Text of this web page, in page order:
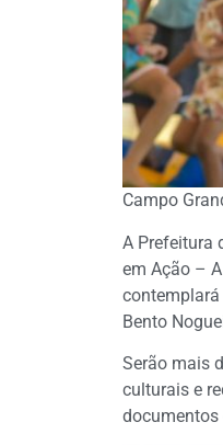
Campo
A Prefeitura
em Ação –
contemplará
Bento
Serão mais
culturais e
documentos